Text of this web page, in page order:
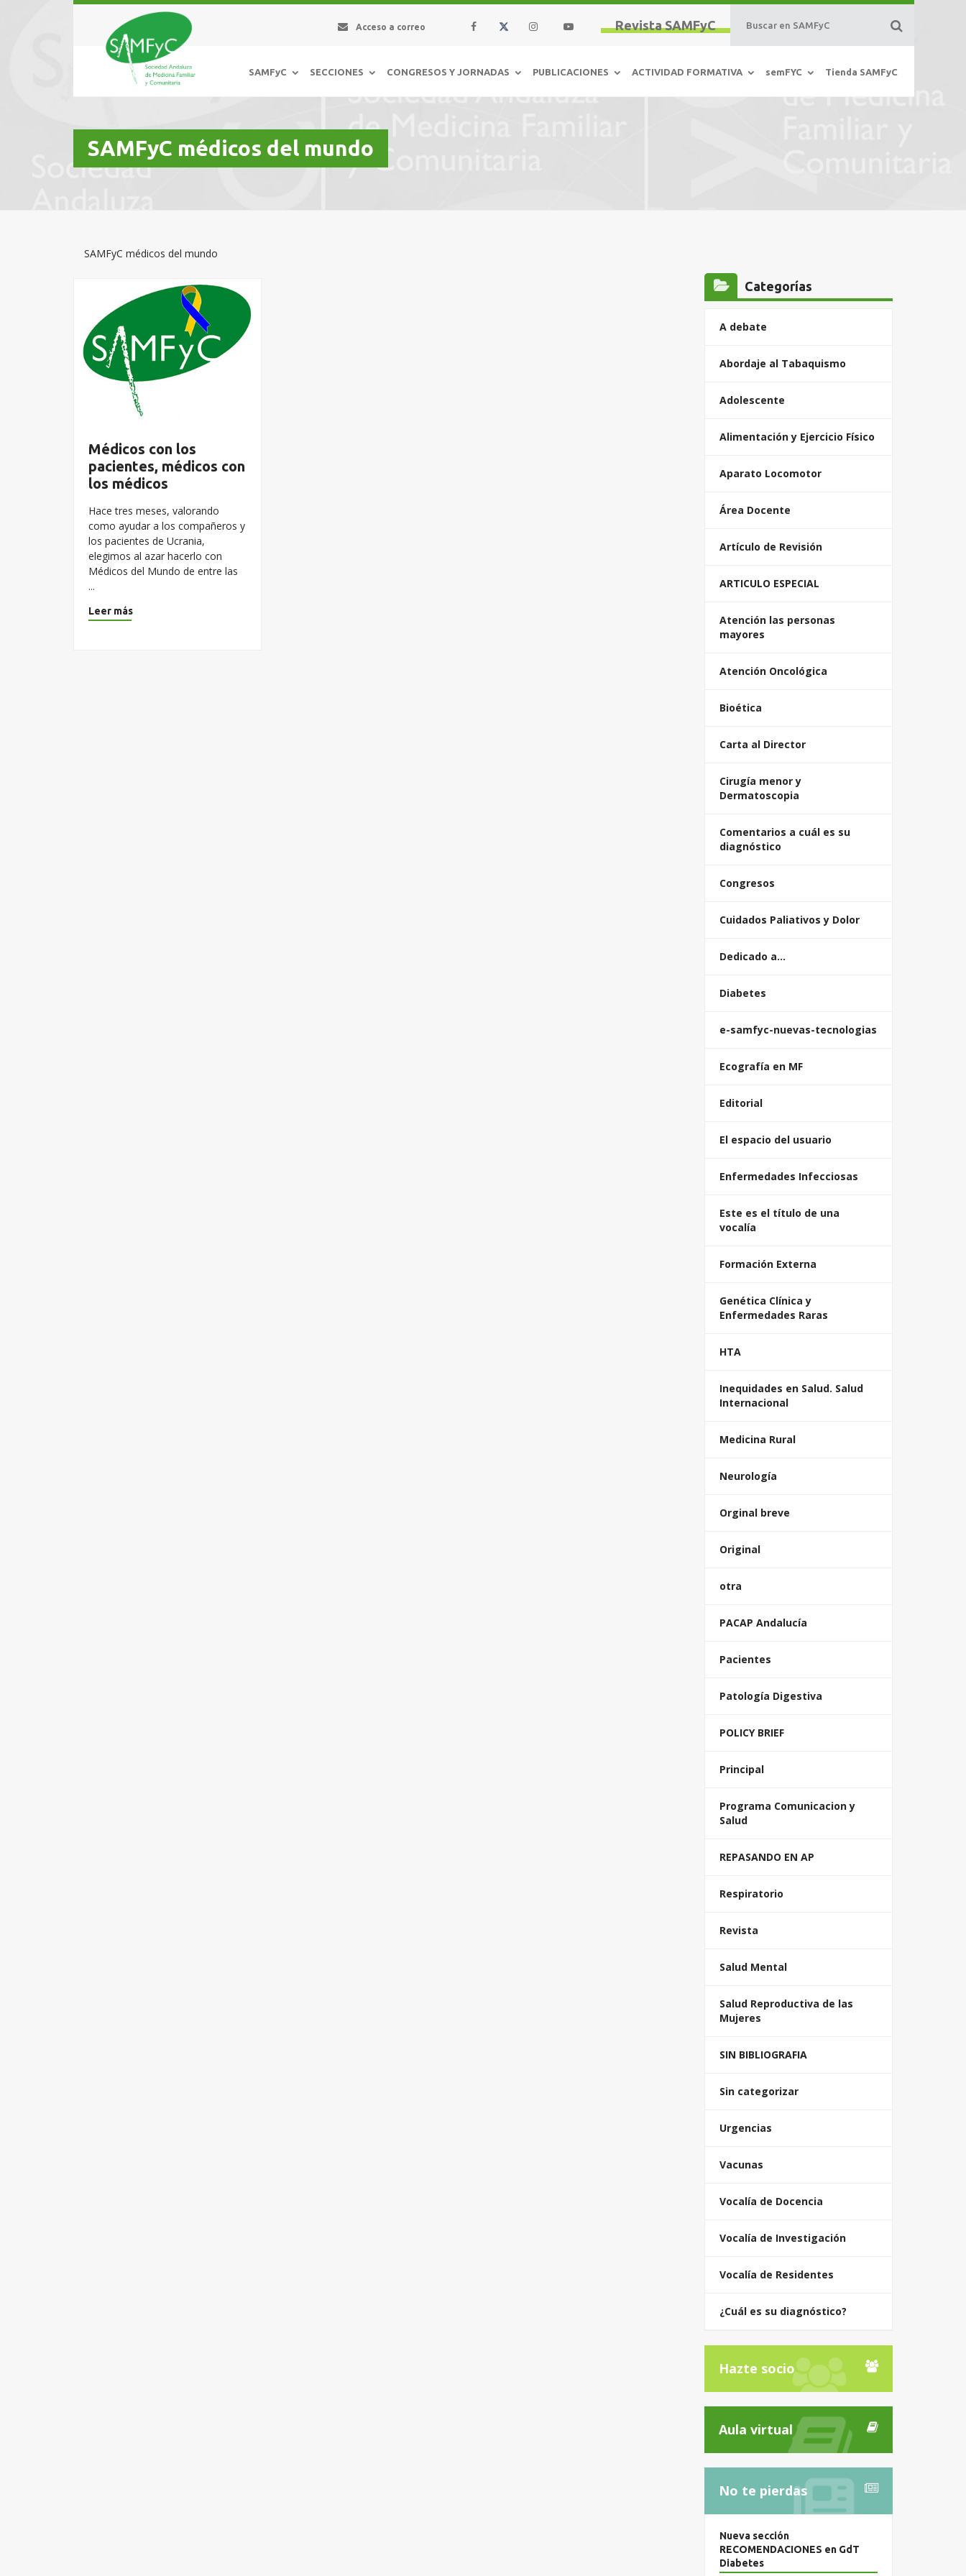
Revista SAMFyC
Acceso a correo
SAMFyC SECCIONES CONGRESOS Y JORNADAS PUBLICACIONES ACTIVIDAD FORMATIVA semFYC Tienda SAMFyC
SAMFyC médicos del mundo
SAMFyC médicos del mundo
Médicos con los
pacientes, médicos con
los médicos
Hace tres meses, valorando
como ayudar a los compañeros y
los pacientes de Ucrania,
elegimos al azar hacerlo con
Médicos del Mundo de entre las
...
Leer más
Categorías
A debate
Abordaje al Tabaquismo
Adolescente
Alimentación y Ejercicio Físico
Aparato Locomotor
Área Docente
Artículo de Revisión
ARTICULO ESPECIAL
Atención las personas
mayores
Atención Oncológica
Bioética
Carta al Director
Cirugía menor y
Dermatoscopia
Comentarios a cuál es su
diagnóstico
Congresos
Cuidados Paliativos y Dolor
Dedicado a…
Diabetes
e-samfyc-nuevas-tecnologias
Ecografía en MF
Editorial
El espacio del usuario
Enfermedades Infecciosas
Este es el título de una
vocalía
Formación Externa
Genética Clínica y
Enfermedades Raras
HTA
Inequidades en Salud. Salud
Internacional
Medicina Rural
Neurología
Orginal breve
Original
otra
PACAP Andalucía
Pacientes
Patología Digestiva
POLICY BRIEF
Principal
Programa Comunicacion y
Salud
REPASANDO EN AP
Respiratorio
Revista
Salud Mental
Salud Reproductiva de las
Mujeres
SIN BIBLIOGRAFIA
Sin categorizar
Urgencias
Vacunas
Vocalía de Docencia
Vocalía de Investigación
Vocalía de Residentes
¿Cuál es su diagnóstico?
Hazte socio
Aula virtual
No te pierdas
Nueva sección
RECOMENDACIONES en GdT
Diabetes